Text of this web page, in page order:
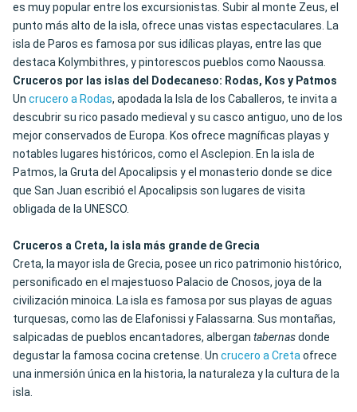
es muy popular entre los excursionistas. Subir al monte Zeus, el
punto más alto de la isla, ofrece unas vistas espectaculares. La
isla de Paros es famosa por sus idílicas playas, entre las que
destaca Kolymbithres, y pintorescos pueblos como Naoussa.
Cruceros por las islas del Dodecaneso: Rodas, Kos y Patmos
Un crucero a Rodas, apodada la Isla de los Caballeros, te invita a
descubrir su rico pasado medieval y su casco antiguo, uno de los
mejor conservados de Europa. Kos ofrece magníficas playas y
notables lugares históricos, como el Asclepion. En la isla de
Patmos, la Gruta del Apocalipsis y el monasterio donde se dice
que San Juan escribió el Apocalipsis son lugares de visita
obligada de la UNESCO.
Cruceros a Creta, la isla más grande de Grecia
Creta, la mayor isla de Grecia, posee un rico patrimonio histórico,
personificado en el majestuoso Palacio de Cnosos, joya de la
civilización minoica. La isla es famosa por sus playas de aguas
turquesas, como las de Elafonissi y Falassarna. Sus montañas,
salpicadas de pueblos encantadores, albergan tabernasdonde
degustar la famosa cocina cretense. Un crucero a Cretaofrece
una inmersión única en la historia, la naturaleza y la cultura de la
isla.